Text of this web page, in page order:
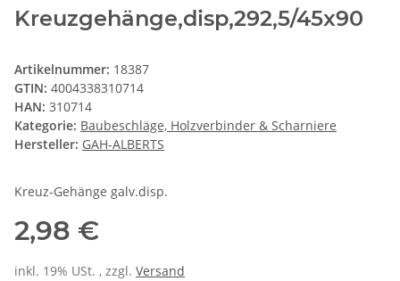
Kreuzgehänge,disp,292,5/45x90
Artikelnummer: 18387
GTIN: 4004338310714
HAN: 310714
Kategorie: Baubeschläge, Holzverbinder & Scharniere
Hersteller: GAH-ALBERTS
Kreuz-Gehänge galv.disp.
2,98 €
inkl. 19% USt. , zzgl. Versand